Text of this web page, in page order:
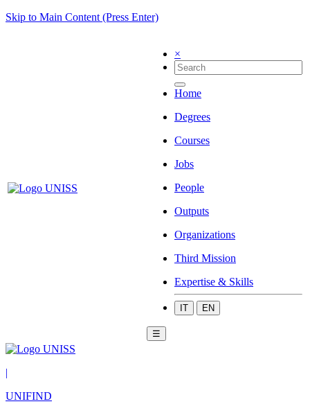
Skip to Main Content (Press Enter)
×
Home
Degrees
Courses
Jobs
People
Outputs
Organizations
Third Mission
Expertise & Skills
IT EN
☰
|
UNIFIND